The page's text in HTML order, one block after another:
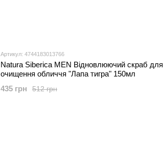
Артикул: 4744183013766
Natura Siberica MEN Відновлюючий скраб для
очищення обличчя "Лапа тигра" 150мл
512 грн
435 грн